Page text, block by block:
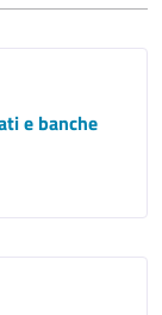
e banche